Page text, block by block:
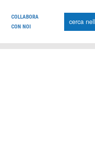
COLLABORA
CON NOI